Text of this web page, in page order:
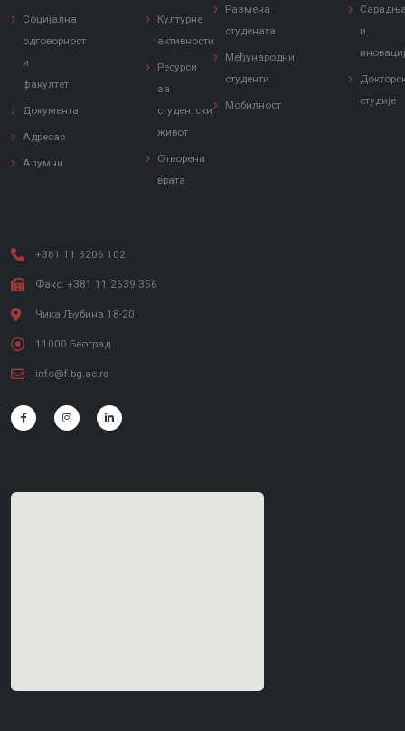
Социјална
одговорност
и
факултет
Документа
Адресар
Алумни
Културне
активности
Ресурси
за
студентски
живот
Отворена
врата
Размена
студената
Међународни
студенти
Мобилност
и
студије
+381 11 3206 102
Факс: +381 11 2639 356
Чика Љубина 18-20
11000 Београд
info@f.bg.ac.rs